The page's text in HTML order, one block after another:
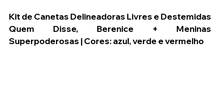
Kit de Canetas Delineadoras Livres e Destemidas
Quem Disse, Berenice + Meninas
Superpoderosas | Cores: azul, verde e vermelho